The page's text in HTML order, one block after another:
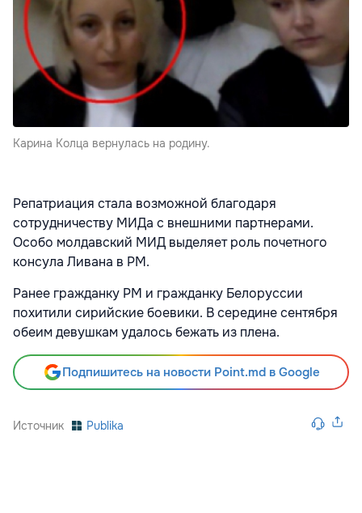
Карина Колца вернулась на родину.
Репатриация стала возможной благодаря
сотрудничеству МИДа с внешними партнерами.
Особо молдавский МИД выделяет роль почетного
консула Ливана в РМ.
Ранее гражданку РМ и гражданку Белоруссии
похитили сирийские боевики. В середине сентября
обеим девушкам удалось бежать из плена.
Подпишитесь на новости Point.md в Google
Источник Publika